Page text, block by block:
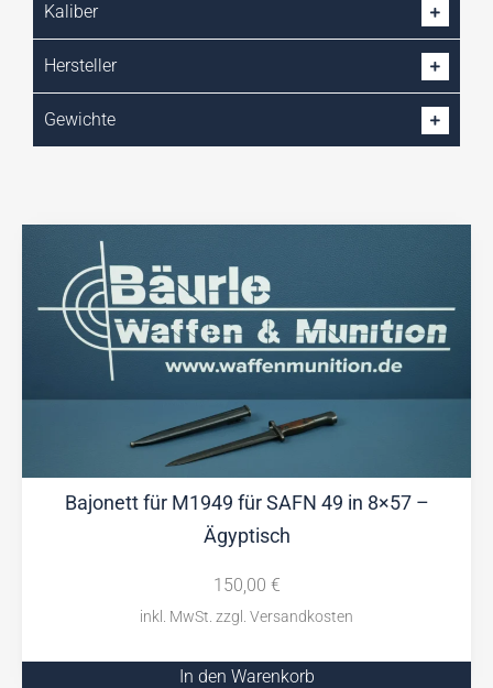
Waffen
Kaliber
Hersteller
Gewichte
Bajonett für M1949 für SAFN 49 in 8×57 –
Ägyptisch
150,00 €
In den Warenkorb